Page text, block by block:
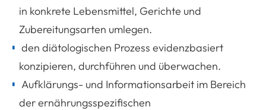
in konkrete Lebensmittel, Gerichte und
Zubereitungsarten umlegen.
den diätologischen Prozess evidenzbasiert
konzipieren, durchführen und überwachen.
Aufklärungs- und Informationsarbeit im Bereich
der ernährungsspezifischen